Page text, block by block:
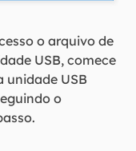
o arquivo de
USB, comece
unidade USB
o